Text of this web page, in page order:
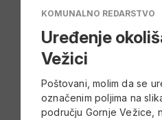
KOMUNALNO REDARSTVO
Uređenje
Vežici
Poštovani, molim da se
označenim poljima na
području Gornje Vežice,